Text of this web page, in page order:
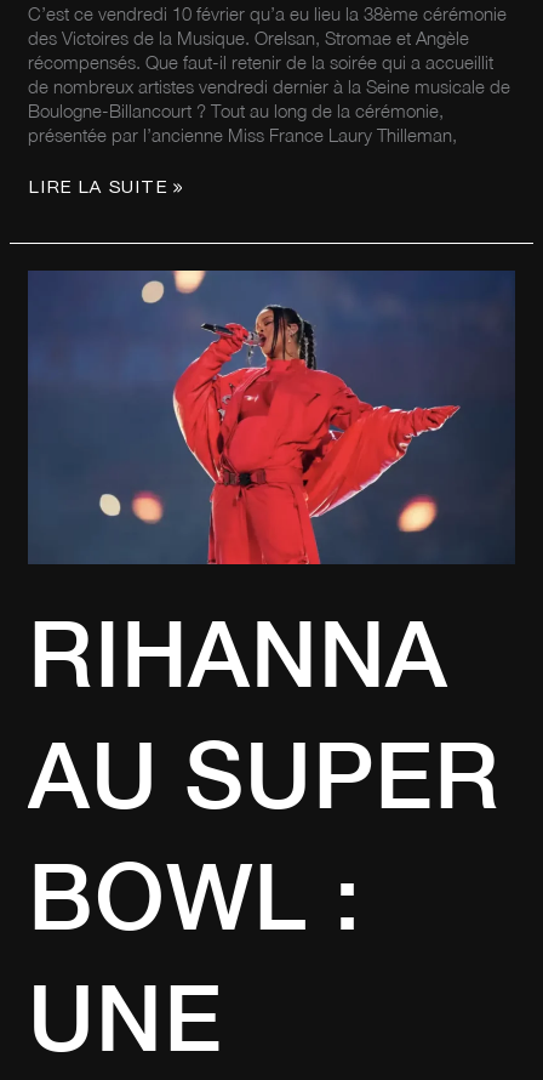
C’est ce vendredi 10 février qu’a eu lieu la 38ème cérémonie
des Victoires de la Musique. Orelsan, Stromae et Angèle
récompensés. Que faut-il retenir de la soirée qui a accueillit
de nombreux artistes vendredi dernier à la Seine musicale de
Boulogne-Billancourt ? Tout au long de la cérémonie,
présentée par l’ancienne Miss France Laury Thilleman,
LIRE LA SUITE »
RIHANNA
AU SUPER
BOWL :
UNE